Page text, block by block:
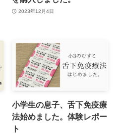
2023年12月4日
小学生の息子、舌下免疫療
法始めました。体験レポー
ト